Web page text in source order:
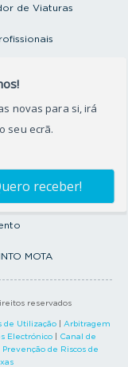
de Viaturas
MOTA
reservados
de Utilização| Arbitragem
Electrónico| Canal de
Prevenção de Riscos de